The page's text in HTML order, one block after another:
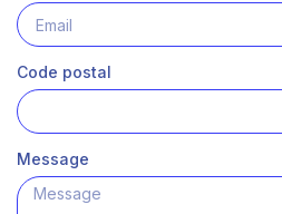
Code postal
Message